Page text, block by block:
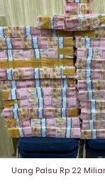
Uang Palsu Rp 22